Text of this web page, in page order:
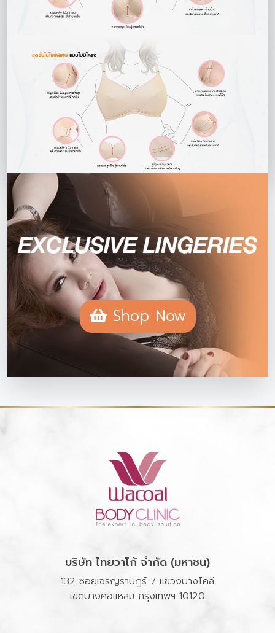
Shop Now
บริษัท ไทยวาโก้ จำกัด (มหาชน)
132 ซอยเจริญราษฎร์ 7 แขวงบางโคล่
เขตบางคอแหลม กรุงเทพฯ 10120